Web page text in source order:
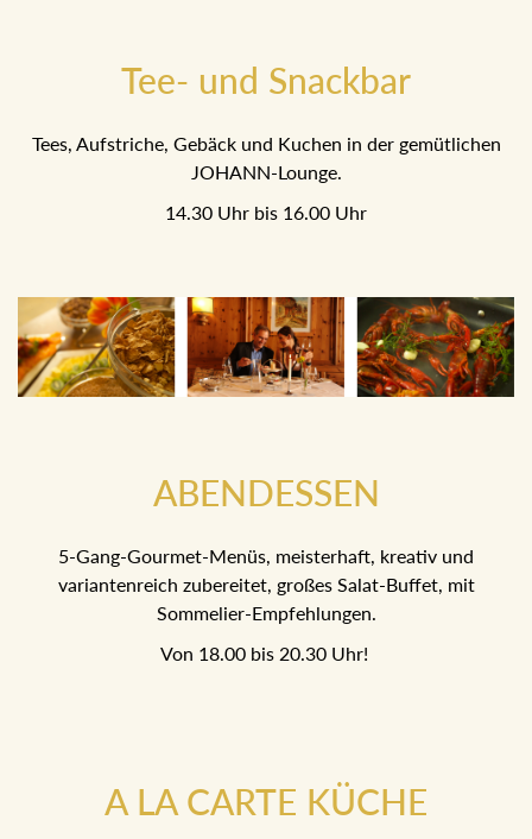
Tee- und Snackbar
Tees, Aufstriche, Gebäck und Kuchen in der gemütlichen
JOHANN-Lounge.
14.30 Uhr bis 16.00 Uhr
ABENDESSEN
5-Gang-Gourmet-Menüs, meisterhaft, kreativ und
variantenreich zubereitet, großes Salat-Buffet, mit
Sommelier-Empfehlungen.
Von 18.00 bis 20.30 Uhr!
A LA CARTE KÜCHE